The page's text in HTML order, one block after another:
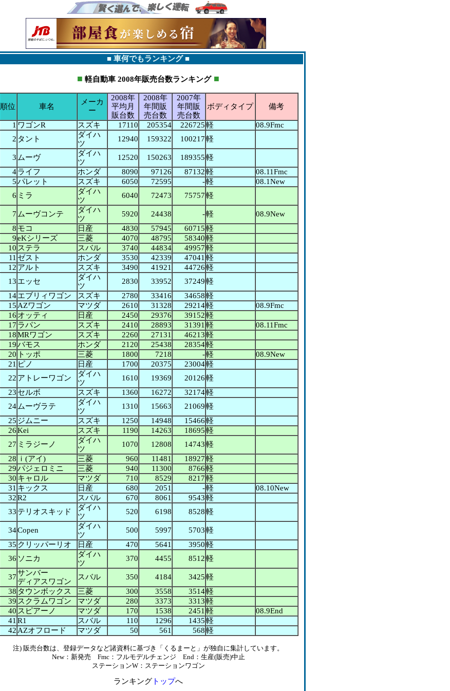
■ 車何でもランキング ■
■ 軽自動車 2008年販売台数ランキング■
順位 車名
メーカ
ー
2008年
平均月
販台数
2008年
年間販
売台数
2007年
年間販
売台数
ボディタイプ 備考
1 ワゴンR スズキ 17110 205354 226725軽
08.9Fmc
2 タント
ダイハ
ツ
12940 159322 100217軽
3 ムーヴ
ダイハ
ツ
12520 150263 189355軽
4 ライフ ホンダ 8090 97126 87132軽
08.11Fmc
5パレット スズキ 6050 72595 -軽
08.1New
6 ミラ
ダイハ
ツ
6040 72473 75757軽
7 ムーヴコンテ
ダイハ
ツ
5920 24438 -軽
08.9New
8 モコ 日産 4830 57945 60715軽
9eKシリーズ 三菱 4070 48795 58340軽
10 ステラ スバル 3740 44834 49957軽
11 ゼスト ホンダ 3530 42339 47041 軽
12 アルト スズキ 3490 41921 44726軽
13 エッセ
ダイハ
ツ
2830 33952 37249軽
14 エブリィワゴン スズキ 2780 33416 34658軽
15 AZワゴン マツダ 2610 31328 29214軽
08.9Fmc
16 オッティ 日産 2450 29376 39152軽
17 ラパン スズキ 2410 28893 31391 軽
08.11Fmc
18MRワゴン スズキ 2260 27131 46213軽
19バモス ホンダ 2120 25438 28354軽
20 トッポ 三菱 1800 7218 -軽
08.9New
21 ピノ 日産 1700 20375 23004軽
22 アトレーワゴン
ダイハ
ツ
1610 19369 20126軽
23 セルボ スズキ 1360 16272 32174軽
24 ムーヴラテ
ダイハ
ツ
1310 15663 21069軽
25 ジムニー スズキ 1250 14948 15466軽
26Kei スズキ 1190 14263 18695軽
27 ミラジーノ
ダイハ
ツ
1070 12808 14743軽
28 ｉ(アイ) 三菱 960 11481 18927軽
29パジェロミニ 三菱 940 11300 8766軽
30 キャロル マツダ 710 8529 8217軽
31 キックス 日産 680 2051 -軽
08.10New
32R2 スバル 670 8061 9543軽
33 テリオスキッド
ダイハ
ツ
520 6198 8528軽
34Copen
ダイハ
ツ
500 5997 5703軽
35 クリッパーリオ 日産 470 5641 3950軽
36 ソニカ
ダイハ
ツ
370 4455 8512軽
37サンバー
ディアスワゴン
スバル 350 4184 3425軽
38 タウンボックス 三菱 300 3558 3514軽
39 スクラムワゴン マツダ 280 3373 3313軽
40 スピアーノ マツダ 170 1538 2451 軽
08.9End
41 R1 スバル 110 1296 1435軽
42 AZオフロード マツダ 50 561 568軽
注) 販売台数は、登録データなど諸資料に基づき「くるまーと」が独自に集計しています。
New：新発売 Fmc：フルモデルチェンジ End：生産(販売)中止
ステーションW：ステーションワゴン
ランキング トップへ